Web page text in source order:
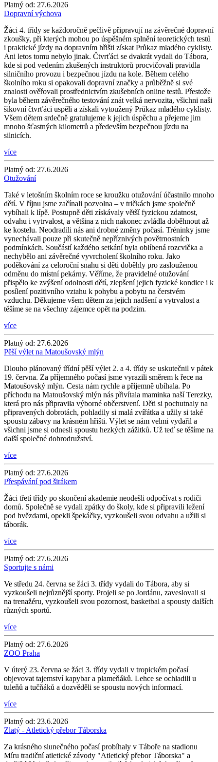
Platný od: 27.6.2026
Dopravní výchova
Žáci 4. třídy se každoročně pečlivě připravují na závěrečné dopravní
zkoušky, při kterých mohou po úspěšném splnění teoretických testů
i praktické jízdy na dopravním hřišti získat Průkaz mladého cyklisty.
Ani letos tomu nebylo jinak. Čtvrťáci se dvakrát vydali do Tábora,
kde si pod vedením zkušených instruktorů procvičovali pravidla
silničního provozu i bezpečnou jízdu na kole. Během celého
školního roku si opakovali dopravní značky a průběžně si své
znalosti ověřovali prostřednictvím zkušebních online testů. Přestože
byla během závěrečného testování znát velká nervozita, všichni naši
šikovní čtvrťáci uspěli a získali vytoužený Průkaz mladého cyklisty.
Všem dětem srdečně gratulujeme k jejich úspěchu a přejeme jim
mnoho šťastných kilometrů a především bezpečnou jízdu na
silnicích.
více
Platný od: 27.6.2026
Otužování
Také v letošním školním roce se kroužku otužování účastnilo mnoho
dětí. V říjnu jsme začínali pozvolna – v tričkách jsme společně
vybíhali k lípě. Postupně děti získávaly větší fyzickou zdatnost,
odvahu i vytrvalost, a většina z nich nakonec zvládla doběhnout až
ke kostelu. Neodradili nás ani drobné změny počasí. Tréninky jsme
vynechávali pouze při skutečně nepříznivých povětrnostních
podmínkách. Součástí každého setkání byla oblíbená rozcvička a
nechybělo ani závěrečné vyvrcholení školního roku. Jako
poděkování za celoroční snahu si děti doběhly pro zaslouženou
odměnu do místní pekárny. Věříme, že pravidelné otužování
přispělo ke zvýšení odolnosti dětí, zlepšení jejich fyzické kondice i k
posílení pozitivního vztahu k pohybu a pobytu na čerstvém
vzduchu. Děkujeme všem dětem za jejich nadšení a vytrvalost a
těšíme se na všechny zájemce opět na podzim.
více
Platný od: 27.6.2026
Pěší výlet na Matoušovský mlýn
Dlouho plánovaný třídní pěší výlet 2. a 4. třídy se uskutečnil v pátek
19. června. Za příjemného počasí jsme vyrazili směrem k řece na
Matoušovský mlýn. Cesta nám rychle a příjemně ubíhala. Po
příchodu na Matoušovský mlýn nás přivítala maminka naší Terezky,
která pro nás připravila výborné občerstvení. Děti si pochutnaly na
připravených dobrotách, pohladily si malá zvířátka a užily si také
spoustu zábavy na krásném hřišti. Výlet se nám velmi vydařil a
všichni jsme si odnesli spoustu hezkých zážitků. Už teď se těšíme na
další společné dobrodružství.
více
Platný od: 27.6.2026
Přespávání pod širákem
Žáci třetí třídy po skončení akademie neodešli odpočívat s rodiči
domů. Společně se vydali zpátky do školy, kde si připravili ležení
pod hvězdami, opekli špekáčky, vyzkoušeli svou odvahu a užili si
táborák.
více
Platný od: 27.6.2026
Sportujte s námi
Ve středu 24. června se žáci 3. třídy vydali do Tábora, aby si
vyzkoušeli nejrůznější sporty. Projeli se po Jordánu, zaveslovali si
na trenažéru, vyzkoušeli svou pozornost, basketbal a spousty dalších
různých sportů.
více
Platný od: 27.6.2026
ZOO Praha
V úterý 23. června se žáci 3. třídy vydali v tropickém počasí
objevovat tajemství kapybar a plameňáků. Lehce se ochladili u
tuleňů a tučňáků a dozvěděli se spoustu nových informací.
více
Platný od: 23.6.2026
Zlatý - Atletický přebor Táborska
Za krásného slunečného počasí probíhaly v Táboře na stadionu
Míru tradiční atletické závody "Atletický přebor Táborska" a